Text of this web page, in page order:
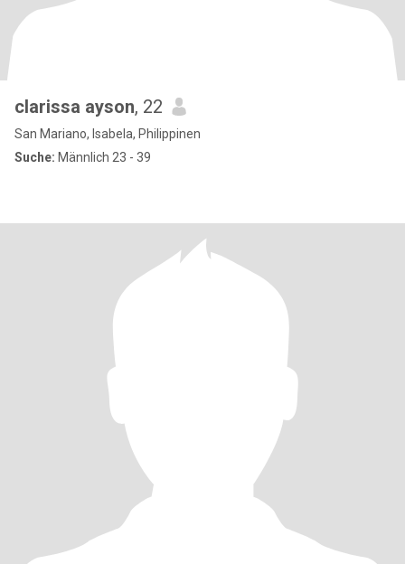
clarissa ayson, 22
San Mariano, Isabela, Philippinen
Suche: Männlich 23 - 39